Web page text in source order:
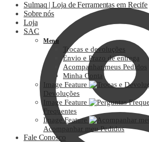
Sulmaq | Loja de Ferramentas em Recife
Sobre nós
Loja
SAC
Menu
Trocas e devoluções
Envio e Prazo de entrega
Acompanhar meus Pedidos
Minha Conta
Image Feature
Devoluções
Image Feature
Frequentes
Image Feature
Acompanhar meu Pedidos
Fale Conosco